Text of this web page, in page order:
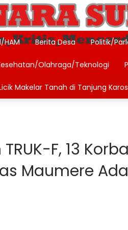
HAM Berita Desa Politik/
Olahraga/Teknologi
Makelar Tanah di Tanjung
F, 13
Maumere